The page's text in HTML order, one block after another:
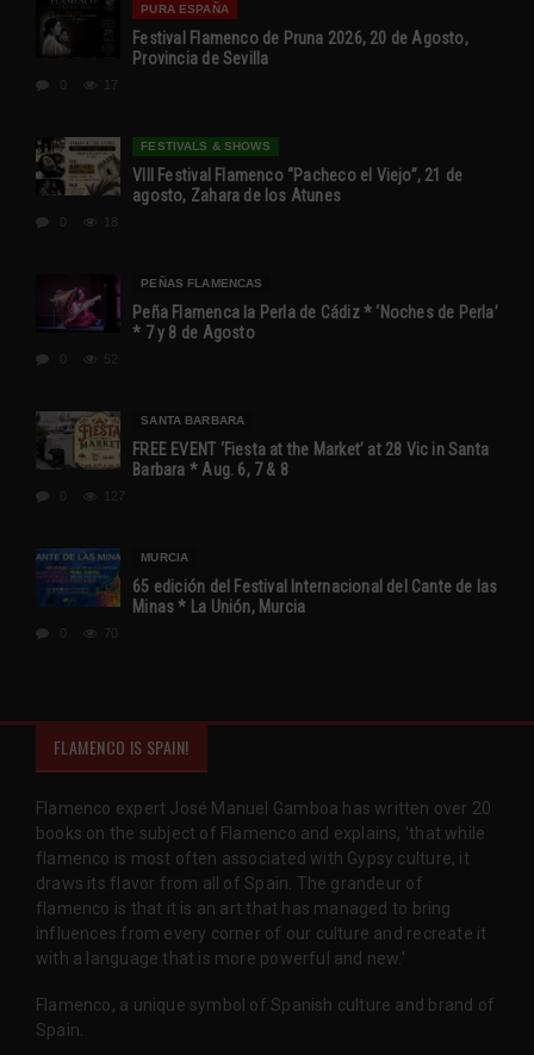
PURA ESPAÑA
Festival Flamenco de Pruna 2026, 20 de Agosto,
Provincia de Sevilla
17
FESTIVALS & SHOWS
VIII Festival Flamenco “Pacheco el Viejo”, 21 de
agosto, Zahara de los Atunes
18
PEÑAS FLAMENCAS
Peña Flamenca la Perla de Cádiz * ‘Noches de Perla’
* 7 y 8 de Agosto
52
SANTA BARBARA
FREE EVENT ‘Fiesta at the Market’ at 28 Vic in Santa
Barbara * Aug. 6, 7 & 8
127
MURCIA
65 edición del Festival Internacional del Cante de las
Minas * La Unión, Murcia
70
FLAMENCO IS SPAIN!
Flamenco expert José Manuel Gamboa has written over 20
books on the subject of Flamenco and explains, 'that while
flamenco is most often associated with Gypsy culture, it
draws its flavor from all of Spain. The grandeur of
flamenco is that it is an art that has managed to bring
influences from every corner of our culture and recreate it
with a language that is more powerful and new.'
Flamenco, a unique symbol of Spanish culture and brand of
Spain.